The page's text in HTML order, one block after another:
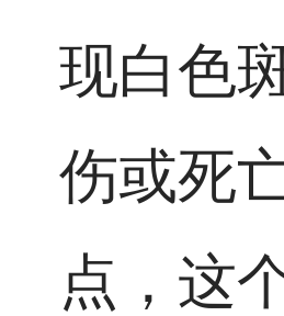
现白色
伤或死
点，这